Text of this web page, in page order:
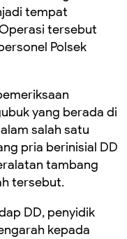
tempat
tersebut
Polsek
yang berada di
salah satu
pria berinisial DD
tambang
tersebut.
DD, penyidik
kepada